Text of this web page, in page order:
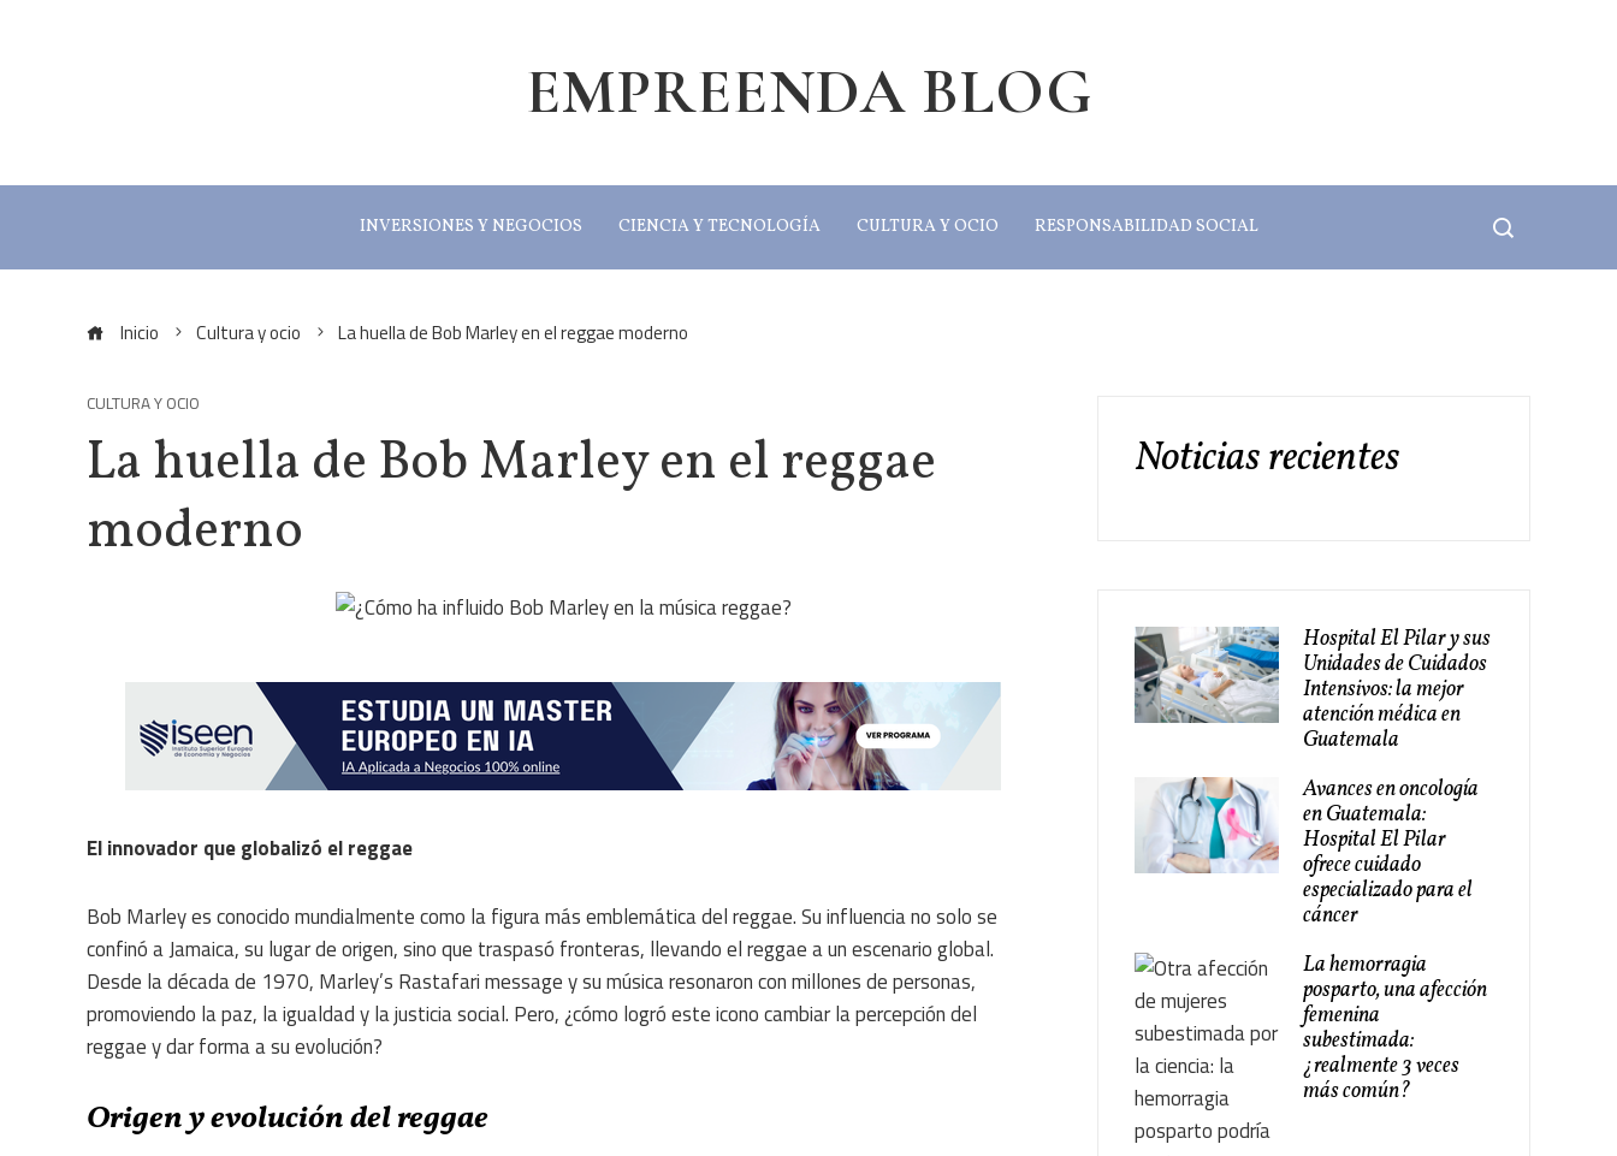
EMPREENDA BLOG
INVERSIONES Y NEGOCIOS CIENCIA Y TECNOLOGÍA CULTURA Y OCIO RESPONSABILIDAD SOCIAL
Inicio Cultura y ocio La huella de Bob Marley en el reggae moderno
CULTURA Y OCIO
La huella de Bob Marley en el reggae
moderno
El innovador que globalizó el reggae
Bob Marley es conocido mundialmente como la figura más emblemática del reggae. Su influencia no solo se
confinó a Jamaica, su lugar de origen, sino que traspasó fronteras, llevando el reggae a un escenario global.
Desde la década de 1970, Marley’s Rastafari message y su música resonaron con millones de personas,
promoviendo la paz, la igualdad y la justicia social. Pero, ¿cómo logró este icono cambiar la percepción del
reggae y dar forma a su evolución?
Origen y evolución del reggae
Noticias recientes
Hospital El Pilar y sus
Unidades de Cuidados
Intensivos: la mejor
atención médica en
Guatemala
Avances en oncología
en Guatemala:
Hospital El Pilar
ofrece cuidado
especializado para el
cáncer
La hemorragia
posparto, una afección
femenina
subestimada:
¿realmente 3 veces
más común?